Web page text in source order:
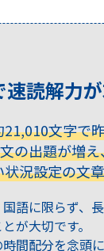
速読解力
文字で
の出題が増
況設定の文
語に限らず、
が大切です。
間配分を念頭